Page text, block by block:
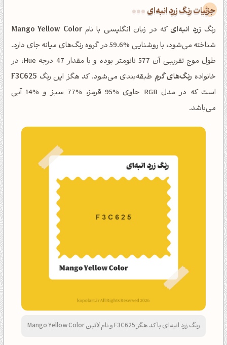
جزئیات رنگ زرد انبه‌ای
رنگ زرد انبه‌ایکه در زبان انگلیسی با نامMango Yellow Color
شناخته می‌شود، با روشنایی %59.6 در گروه رنگ‌های میانه جای دارد.
طول موج تقریبی آن 577 نانومتر بوده و با مقدار 47 درجه Hue، در
خانواده رنگ‌های گرم طبقه‌بندی می‌شود. کد هگز این رنگ F3C625
است که در مدل RGB حاوی %95 قرمز، %77 سبز و %14 آبی
می‌باشد.
رنگ زرد انبه‌ای با کد هگز F3C625 و نام لاتین Mango Yellow Color